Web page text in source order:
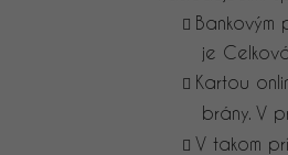
je
Kartou
brány. V
V takom